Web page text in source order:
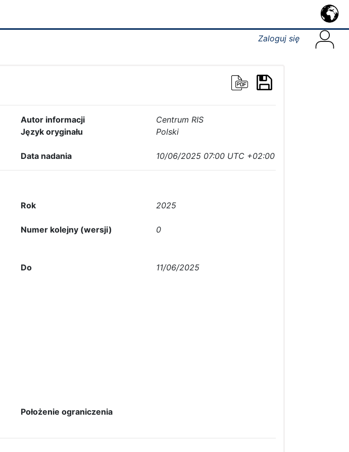
Zaloguj się
Autor informacji
Centrum RIS
Język oryginału Polski
Data nadania 10/06/2025 07:00 UTC +02:00
Rok 2025
Numer kolejny (wersji) 0
Do 11/06/2025
Położenie ograniczenia